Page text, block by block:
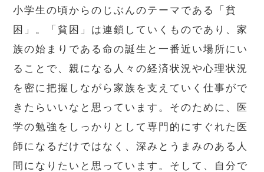
小学生の頃からのじぶんのテーマである「貧
困」。「貧困」は連鎖していくものであり、家
族の始まりである命の誕生と一番近い場所にい
ることで、親になる人々の経済状況や心理状況
を密に把握しながら家族を支えていく仕事がで
きたらいいなと思っています。そのために、医
学の勉強をしっかりとして専門的にすぐれた医
師になるだけではなく、深みとうまみのある人
間になりたいと思っています。そして、自分で